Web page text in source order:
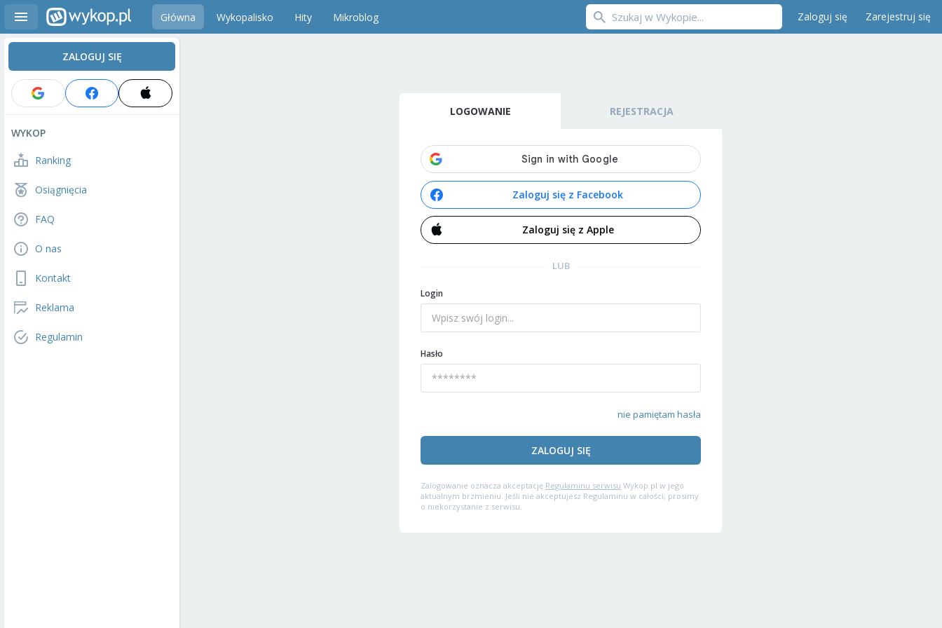
Główna Wykopalisko Hity Mikroblog Zaloguj się Zarejestruj się
ZALOGUJ SIĘ
WYKOP
Ranking
Osiągnięcia
FAQ
O nas
Kontakt
Reklama
Regulamin
LOGOWANIE REJESTRACJA
Zaloguj się z Facebook
Zaloguj się z Apple
LUB
Login
Hasło
nie pamiętam hasła
ZALOGUJ SIĘ
Zalogowanie oznacza akceptację Regulaminu serwisu Wykop.pl w jego
aktualnym brzmieniu. Jeśli nie akceptujesz Regulaminu w całości, prosimy
o niekorzystanie z serwisu.